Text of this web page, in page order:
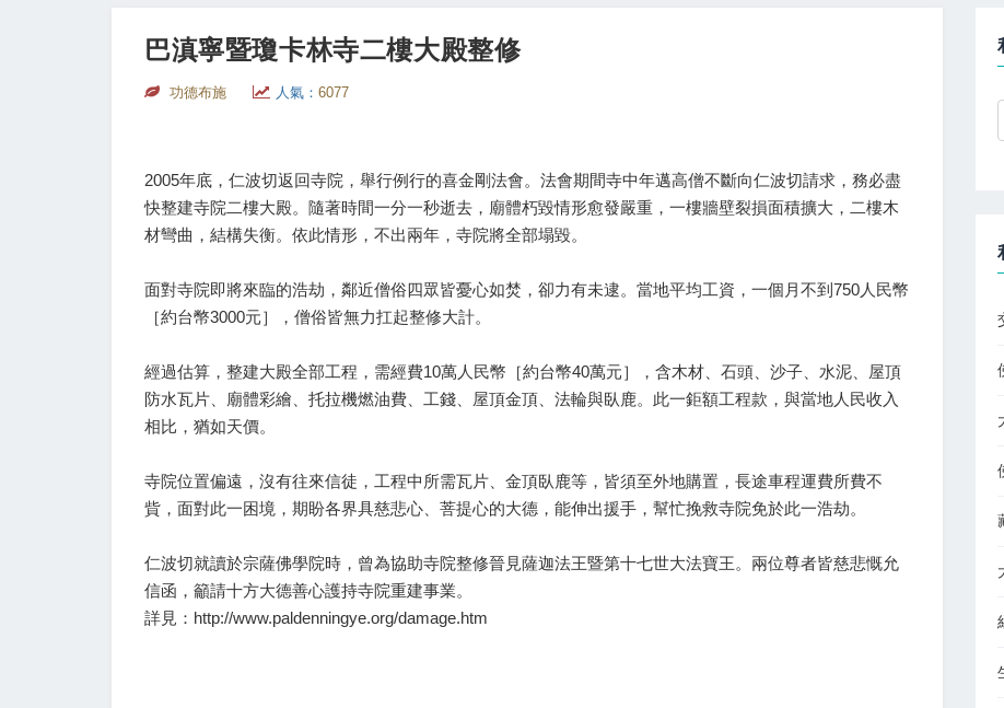
巴滇寧暨瓊卡林寺二樓大殿整修
功德布施 人氣： 6077
2005年底，仁波切返回寺院，舉行例行的喜金剛法會。法會期間寺中年邁高僧不斷向仁波切請求，務必盡
快整建寺院二樓大殿。隨著時間一分一秒逝去，廟體朽毀情形愈發嚴重，一樓牆壁裂損面積擴大，二樓木
材彎曲，結構失衡。依此情形，不出兩年，寺院將全部塌毀。
面對寺院即將來臨的浩劫，鄰近僧俗四眾皆憂心如焚，卻力有未逮。當地平均工資，一個月不到750人民幣
［約台幣3000元］，僧俗皆無力扛起整修大計。
經過估算，整建大殿全部工程，需經費10萬人民幣［約台幣40萬元］，含木材、石頭、沙子、水泥、屋頂
防水瓦片、廟體彩繪、托拉機燃油費、工錢、屋頂金頂、法輪與臥鹿。此一鉅額工程款，與當地人民收入
相比，猶如天價。
寺院位置偏遠，沒有往來信徒，工程中所需瓦片、金頂臥鹿等，皆須至外地購置，長途車程運費所費不
貲，面對此一困境，期盼各界具慈悲心、菩提心的大德，能伸出援手，幫忙挽救寺院免於此一浩劫。
仁波切就讀於宗薩佛學院時，曾為協助寺院整修晉見薩迦法王暨第十七世大法寶王。兩位尊者皆慈悲慨允
信函，籲請十方大德善心護持寺院重建事業。
詳見：http://www.paldenningye.org/damage.htm